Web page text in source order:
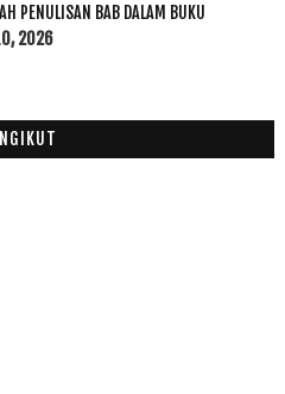
PENULISAN BAB DALAM BUKU
2026